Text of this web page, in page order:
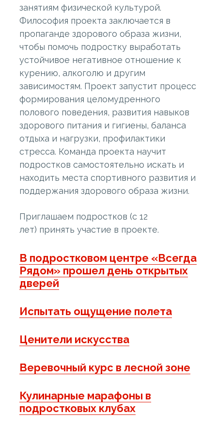
занятиям физической культурой.
Философия проекта заключается в
пропаганде здорового образа жизни,
чтобы помочь подростку выработать
устойчивое негативное отношение к
курению, алкоголю и другим
зависимостям. Проект запустит процесс
формирования целомудренного
полового поведения, развития навыков
здорового питания и гигиены, баланса
отдыха и нагрузки, профилактики
стресса. Команда проекта научит
подростков самостоятельно искать и
находить места спортивного развития и
поддержания здорового образа жизни.
Приглашаем подростков (с 12
лет) принять участие в проекте.
В подростковом центре «Всегда
Рядом» прошел день открытых
дверей
Испытать ощущение полета
Ценители искусства
Веревочный курс в лесной зоне
Кулинарные марафоны в
подростковых клубах